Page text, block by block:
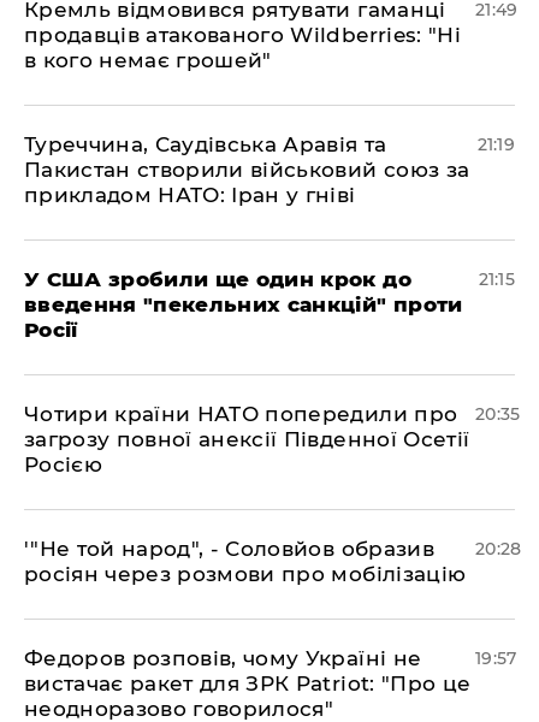
​Кремль відмовився рятувати гаманці
продавців атакованого Wildberries: "Ні
в кого немає грошей"
21:49
​Туреччина, Саудівська Аравія та
Пакистан створили військовий союз за
прикладом НАТО: Іран у гніві
21:19
​У США зробили ще один крок до
введення "пекельних санкцій" проти
Росії
21:15
​Чотири країни НАТО попередили про
загрозу повної анексії Південної Осетії
Росією
20:35
​'"Не той народ", - Соловйов образив
росіян через розмови про мобілізацію
20:28
​Федоров розповів, чому Україні не
вистачає ракет для ЗРК Patriot: "Про це
неодноразово говорилося"
19:57